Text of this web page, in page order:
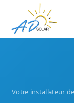
Votre installateur